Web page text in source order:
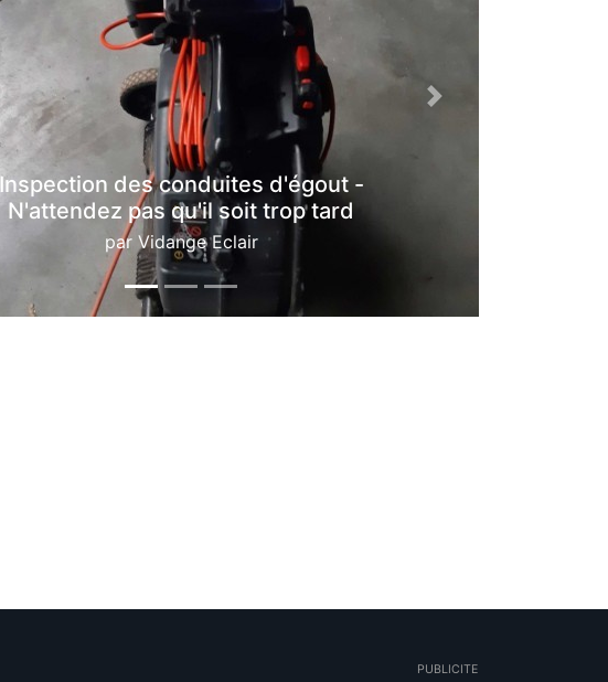
Inspection des conduites d'égout -
N'attendez pas qu'il soit trop tard
par Vidange Eclair
Next
PUBLICITE